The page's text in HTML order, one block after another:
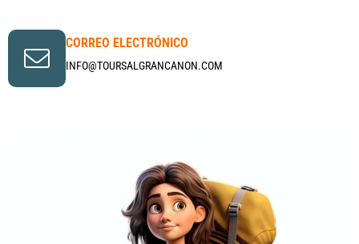
CORREO ELECTRÓNICO
INFO@TOURSALGRANCANON.COM